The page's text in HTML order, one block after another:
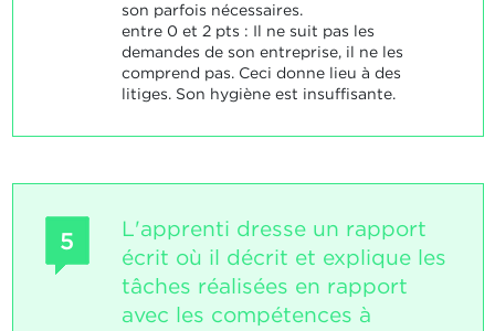
son parfois nécessaires.
entre 0 et 2 pts : Il ne suit pas les
demandes de son entreprise, il ne les
comprend pas. Ceci donne lieu à des
litiges. Son hygiène est insuffisante.
5
L'apprenti dresse un rapport
écrit où il décrit et explique les
tâches réalisées en rapport
avec les compétences à